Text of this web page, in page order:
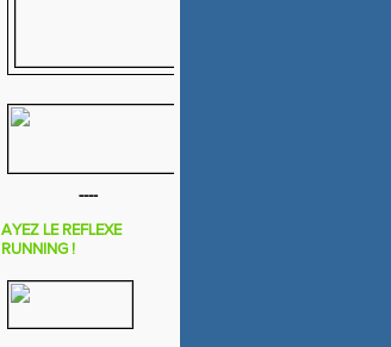
----
AYEZ LE REFLEXE
RUNNING !